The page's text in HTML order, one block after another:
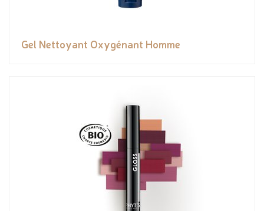
Gel Nettoyant Oxygénant Homme